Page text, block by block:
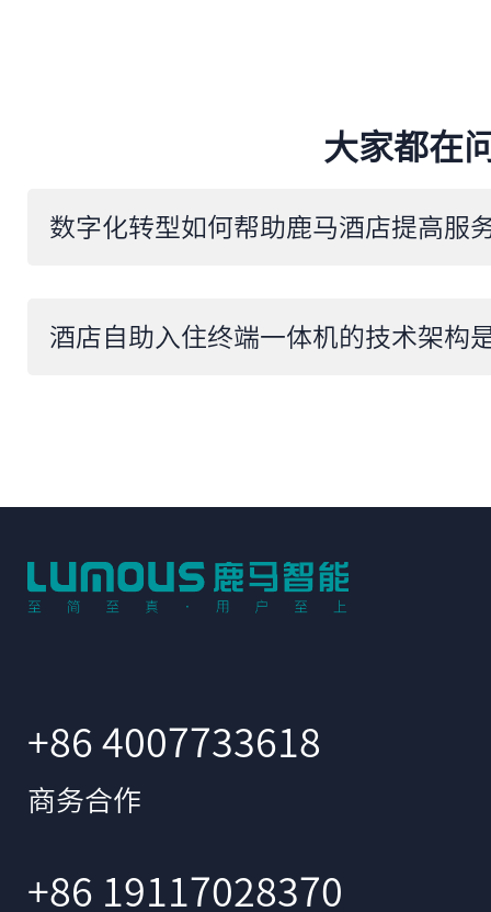
大家都在
数字化转型如何帮助鹿马酒店提高服
酒店自助入住终端一体机的技术架构
+86 4007733618
商务合作
+86 19117028370